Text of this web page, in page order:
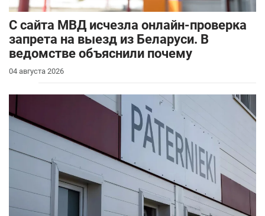
С сайта МВД исчезла онлайн-проверка
запрета на выезд из Беларуси. В
ведомстве объяснили почему
04 августа 2026